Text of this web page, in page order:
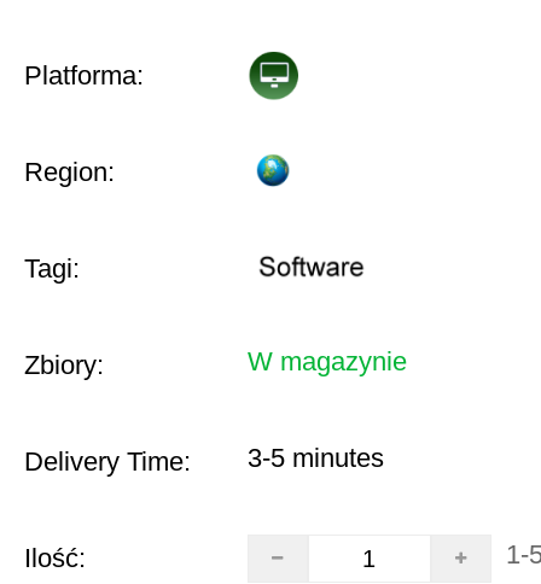
Platforma:
Region:
Tagi:
Zbiory: W magazynie
Delivery Time: 3-5 minutes
Ilość: 1-